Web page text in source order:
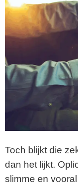
Toch blijkt die
dan het lijkt.
slimme en